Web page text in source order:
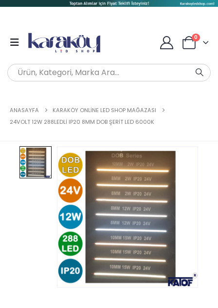
0
ANASAYFA
KARAKÖY ONLINE LED SHOP MAĞAZASI
24VOLT 12W 288LEDLI IP20 8MM DOB ŞERIT LED 6000K